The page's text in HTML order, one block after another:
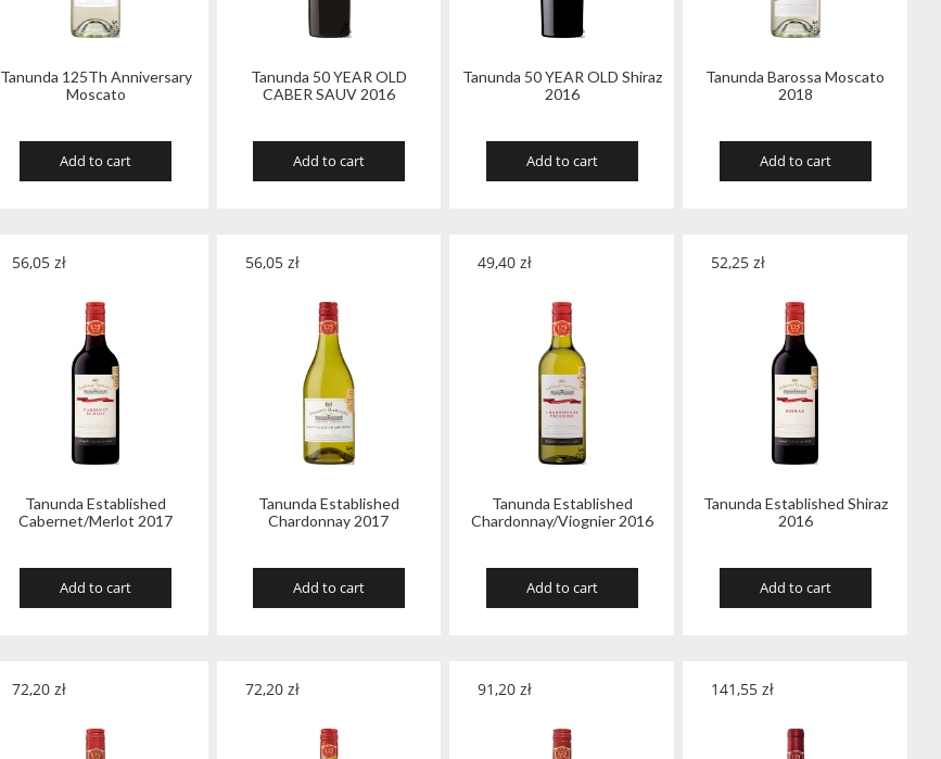
Tanunda 125Th Anniversary
Moscato
Add to cart
Tanunda 50 YEAR OLD
CABER SAUV 2016
Add to cart
Tanunda 50 YEAR OLD Shiraz
2016
Add to cart
Tanunda Barossa Moscato
2018
Add to cart
Tanunda Established
Cabernet/Merlot 2017
56,05 zł
Add to cart
Tanunda Established
Chardonnay 2017
56,05 zł
Add to cart
Tanunda Established
Chardonnay/Viognier 2016
49,40zł
Add to cart
Tanunda Established Shiraz
2016
52,25zł
Add to cart
72,20 zł 72,20 zł 91,20zł 141,55zł